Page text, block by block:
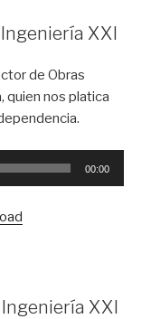
XXI
de Obras
quien nos platica
00:00
XXI